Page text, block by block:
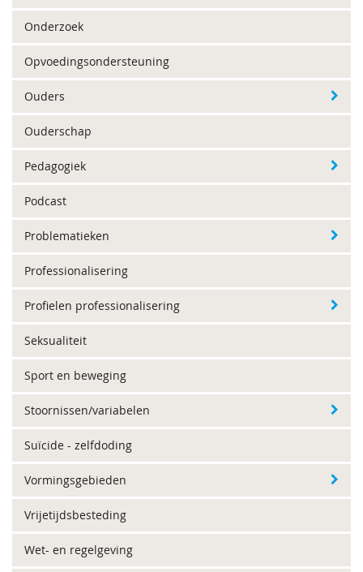
Onderzoek
Opvoedingsondersteuning
Ouders
Ouderschap
Pedagogiek
Podcast
Problematieken
Professionalisering
Profielen professionalisering
Seksualiteit
Sport en beweging
Stoornissen/variabelen
Suïcide - zelfdoding
Vormingsgebieden
Vrijetijdsbesteding
Wet- en regelgeving